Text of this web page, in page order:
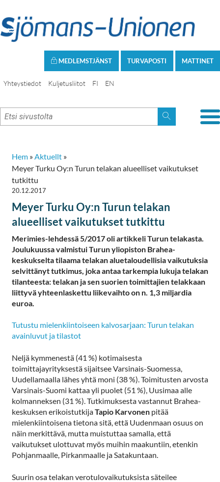
MATTINET
TURVAPOSTI
MEDLEMSTJÄNST
Yhteystiedot Kuljetusliitot FI EN
Hem »Aktuellt »
Meyer Turku Oy:n Turun telakan alueelliset vaikutukset
tutkittu
20.12.2017
Meyer Turku Oy:n Turun telakan
alueelliset vaikutukset tutkittu
Merimies-lehdessä 5/2017 oli artikkeli Turun telakasta.
Joulukuussa valmistui Turun yliopiston Brahea-
keskukselta tilaama telakan aluetaloudellisia vaikutuksia
selvittänyt tutkimus, joka antaa tarkempia lukuja telakan
tilanteesta:telakan ja sen suorien toimittajien telakkaan
liittyvä yhteenlaskettu liikevaihto on n. 1,3 miljardia
euroa.
Tutustu mielenkiintoiseen kalvosarjaan: Turun telakan
avainluvut ja tilastot
Neljä kymmenestä (41 %) kotimaisesta
toimittajayrityksestä sijaitsee Varsinais-Suomessa,
Uudellamaalla lähes yhtä moni (38 %). Toimitusten arvosta
Varsinais-Suomi kattaa yli puolet (51 %), Uusimaa alle
kolmanneksen (31 %). Tutkimuksesta vastannut Brahea-
keskuksen erikoistutkijaTapio Karvonen pitää
mielenkiintoisena tietona sitä, että Uudenmaan osuus on
näin merkittävä, mutta muistuttaa samalla, että
vaikutukset ulottuvat myös muihin maakuntiin, etenkin
Pohjanmaalle, Pirkanmaalle ja Satakuntaan.
Suurin osa telakan verotulovaikutuksista säteilee